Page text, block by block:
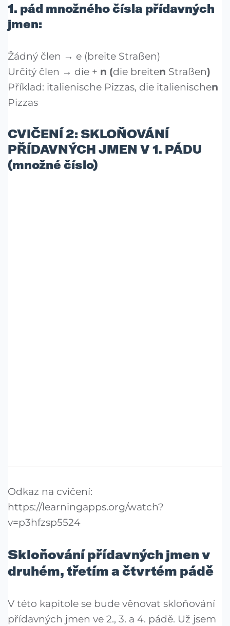
1. pád množného čísla přídavných
jmen:
Žádný člen → e (breite Straßen)
Určitý člen → die + n (die breiten Straßen)
Příklad: italienische Pizzas, die italienischen
Pizzas
CVIČENÍ 2: SKLOŇOVÁNÍ
PŘÍDAVNÝCH JMEN V 1. PÁDU
(množné číslo)
Odkaz na cvičení:
https://learningapps.org/watch?
v=p3hfzsp5524
Skloňování přídavných jmen v
druhém, třetím a čtvrtém pádě
V této kapitole se bude věnovat skloňování
přídavných jmen ve 2., 3. a 4. pádě. Už jsem